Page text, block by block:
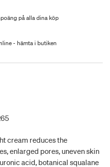
på alla dina köp
- hämta i butiken
cream reduces the
enlarged pores, uneven skin
acid, botanical squalane